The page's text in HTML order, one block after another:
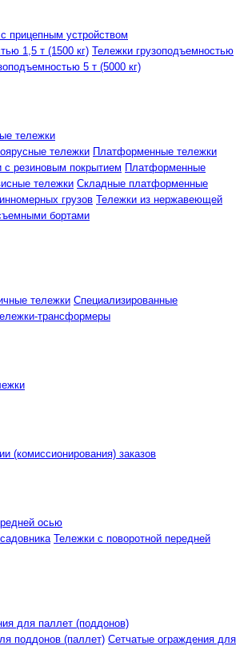
прицепным устройством
1,5 т (1500 кг) Тележки грузоподъемностью
5 т (5000 кг)
тележки
тележки Платформенные тележки
резиновым покрытием Платформенные
тележки Складные платформенные
грузов Тележки из нержавеющей
бортами
тележки Специализированные
трансформеры
(комиссионирования) заказов
осью
Тележки с поворотной передней
для паллет (поддонов)
поддонов (паллет) Сетчатые ограждения для